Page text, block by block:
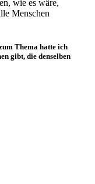
wie es wäre,
Menschen
Thema hatte ich
gibt, die denselben